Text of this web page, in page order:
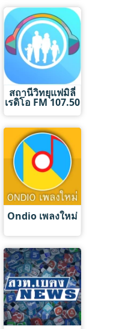
สถานีวิทยุแฟมิลี่
เรดิโอ FM 107.50
Ondio เพลงใหม่